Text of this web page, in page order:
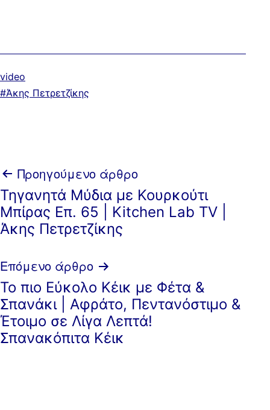
Κατηγοριοποιημένα
ως
video
ΜεΆκης Πετρετζίκης
Πλοήγηση
άρθρων
Προηγούμενο άρθρο
Τηγανητά Μύδια με Κουρκούτι
Μπίρας Επ. 65 | Kitchen Lab TV |
Άκης Πετρετζίκης
Επόμενο άρθρο
Το πιο Εύκολο Κέικ με Φέτα &
Σπανάκι | Αφράτο, Πεντανόστιμο &
Έτοιμο σε Λίγα Λεπτά!
Σπανακόπιτα Κέικ